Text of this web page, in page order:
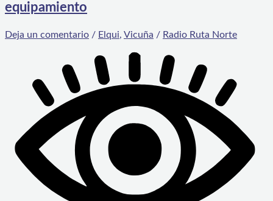
equipamiento
Deja un comentario / Elqui, Vicuña / Radio Ruta Norte